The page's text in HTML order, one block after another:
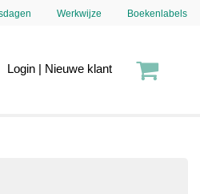
Werkwijze Boekenlabels
Login | Nieuwe klant